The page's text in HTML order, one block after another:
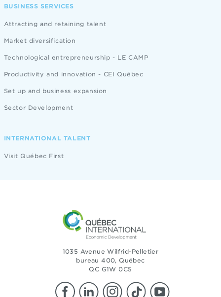
BUSINESS SERVICES
Attracting and retaining talent
Market diversification
Technological entrepreneurship - LE CAMP
Productivity and innovation - CEI Québec
Set up and business expansion
Sector Development
INTERNATIONAL TALENT
Visit Québec First
1035 Avenue Wilfrid-Pelletier
bureau 400, Québec
QC G1W 0C5